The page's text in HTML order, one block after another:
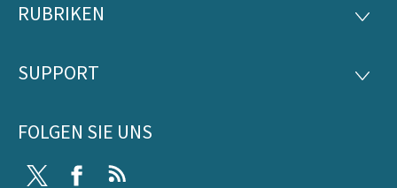
Footer
RUBRIKEN
SUPPORT
FOLGEN SIE UNS
Twitter Facebook